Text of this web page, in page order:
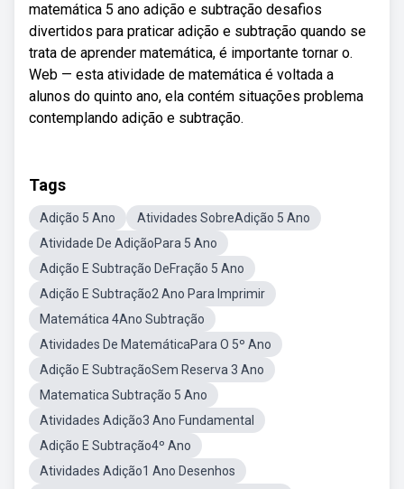
matemática 5 ano adição e subtração desafios
divertidos para praticar adição e subtração quando se
trata de aprender matemática, é importante tornar o.
Web — esta atividade de matemática é voltada a
alunos do quinto ano, ela contém situações problema
contemplando adição e subtração.
Tags
Adição 5 Ano
Atividades SobreAdição 5 Ano
Atividade De AdiçãoPara 5 Ano
Adição E Subtração DeFração 5 Ano
Adição E Subtração2 Ano Para Imprimir
Matemática 4Ano Subtração
Atividades De MatemáticaPara O 5º Ano
Adição E SubtraçãoSem Reserva 3 Ano
Matematica Subtração 5 Ano
Atividades Adição3 Ano Fundamental
Adição E Subtração4º Ano
Atividades Adição1 Ano Desenhos